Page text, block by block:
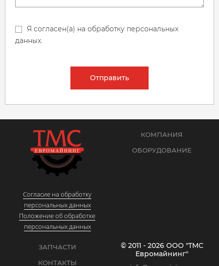
Я согласен(а) на обработку персональных
данных.
Отправить
Согласие на обработку
персональных данных
Положение об обработке
персональных данных
КОМПАНИЯ
ОБОРУДОВАНИЕ
ЗАПЧАСТИ
КОНТАКТЫ
© 2011 - 2026 ООО "ТМС
Евромайнинг"